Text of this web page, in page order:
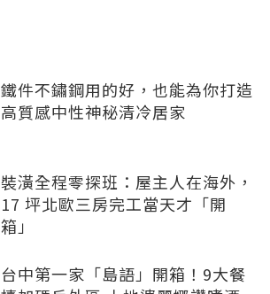
鐵件不鏽鋼用的好，也能為你打造
高質感中性神秘清冷居家
裝潢全程零探班：屋主人在海外，
17 坪北歐三房完工當天才「開
箱」
台中第一家「島語」開箱！9大餐